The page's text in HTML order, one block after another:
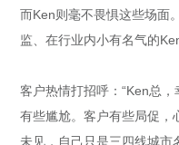
而Ken则毫不畏惧这些场面
监、在行业内小有名气的
客户热情打招呼：“Ken总
有些尴尬。客户有些局促，
未见，自己只是三四线城市